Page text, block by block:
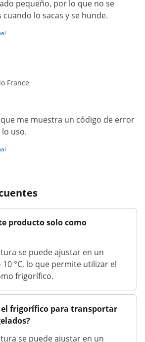
pequeño, por lo que no se
lo sacas y se hunde.
France
me muestra un código de error
uso.
producto solo como
se puede ajustar en un
10 °C, lo que permite utilizar el
frigorífico.
frigorífico para transportar
se puede ajustar en un